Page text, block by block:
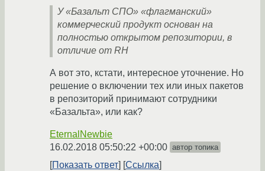
У «Базальт СПО» «флагманский»
коммерческий продукт основан на
полностью открытом репозитории, в
отличие от RH
А вот это, кстати, интересное уточнение. Но
решение о включении тех или иных пакетов
в репозиторий принимают сотрудники
«Базальта», или как?
EternalNewbie
16.02.2018 05:50:22 +00:00 автор топика
Показать ответ Ссылка